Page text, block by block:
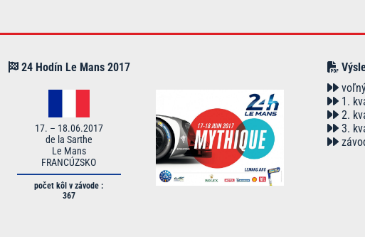
24 Hodín Le Mans 2017
17. – 18.06.2017
de la Sarthe
Le Mans
FRANCÚZSKO
počet kôl v závode :
367
1.
2.
3.